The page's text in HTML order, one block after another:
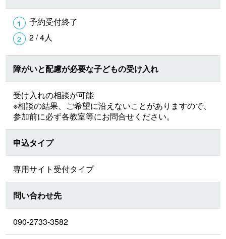
予約受付終了
2 / 4人
障がいと配慮が必要な子どもの受け入れ
受け入れの相談が可能
※相談の結果、ご希望に沿えないことがありますので、
参加前に必ず各教室等にお問合せください。
申込タイプ
専用サイト受付タイプ
問い合わせ先
090-2733-3582